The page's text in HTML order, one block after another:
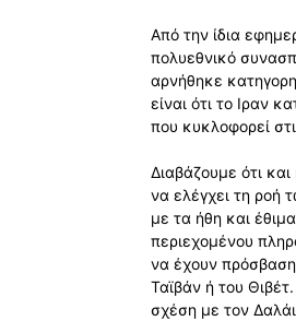
Από την ίδια
πολυεθνικό
αρνήθηκε
είναι ότι το Ιραν
που κυκλοφορεί
Διαβάζουμε ότι
να ελέγχει τη ροή
με τα ήθη και
περιεχομένου
να έχουν
Ταϊβάν ή του
σχέση με τον